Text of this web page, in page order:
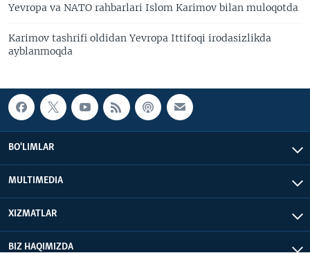
Yevropa va NATO rahbarlari Islom Karimov bilan muloqotda
Karimov tashrifi oldidan Yevropa Ittifoqi irodasizlikda
ayblanmoqda
BO'LIMLAR
MULTIMEDIA
XIZMATLAR
BIZ HAQIMIZDA